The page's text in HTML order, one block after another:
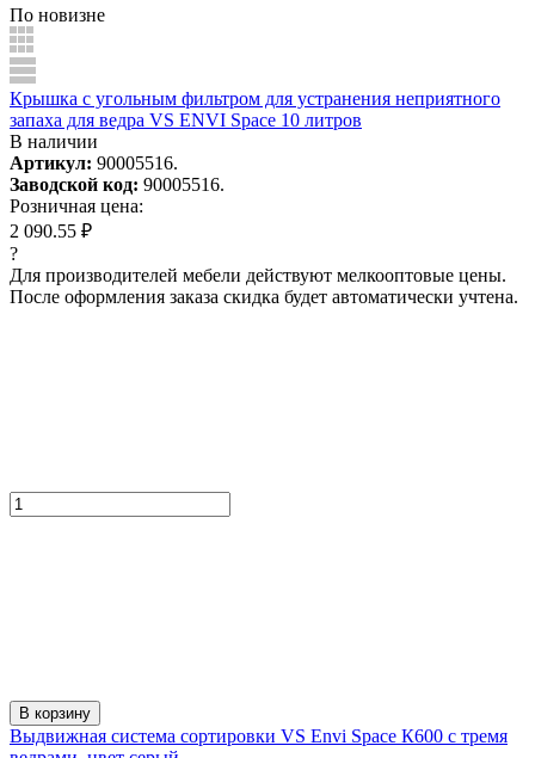
По новизне
Крышка с угольным фильтром для устранения неприятного
запаха для ведра VS ENVI Space 10 литров
В наличии
Артикул: 90005516.
Заводской код: 90005516.
Розничная цена:
2 090.55 ₽
?
Для производителей мебели действуют мелкооптовые цены.
После оформления заказа скидка будет автоматически учтена.
В корзину
Выдвижная система сортировки VS Envi Space К600 с тремя